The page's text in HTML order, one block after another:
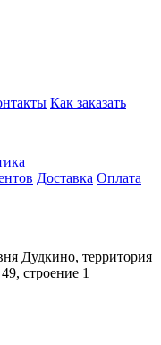
Как заказать
Доставка Оплата
Дудкино, территория
строение 1